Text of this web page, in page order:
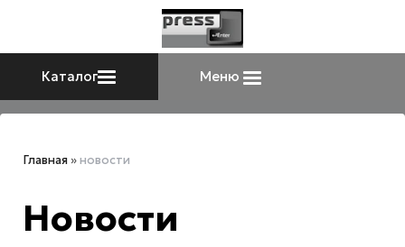
Каталог Меню
Главная »новости
Новости